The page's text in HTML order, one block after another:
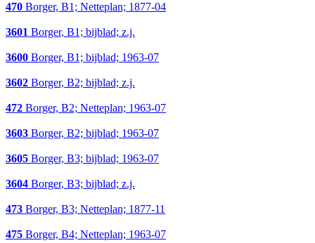
470 Borger, B1; Netteplan; 1877-04
3601 Borger, B1; bijblad; z.j.
3600 Borger, B1; bijblad; 1963-07
3602 Borger, B2; bijblad; z.j.
472 Borger, B2; Netteplan; 1963-07
3603 Borger, B2; bijblad; 1963-07
3605 Borger, B3; bijblad; 1963-07
3604 Borger, B3; bijblad; z.j.
473 Borger, B3; Netteplan; 1877-11
475 Borger, B4; Netteplan; 1963-07